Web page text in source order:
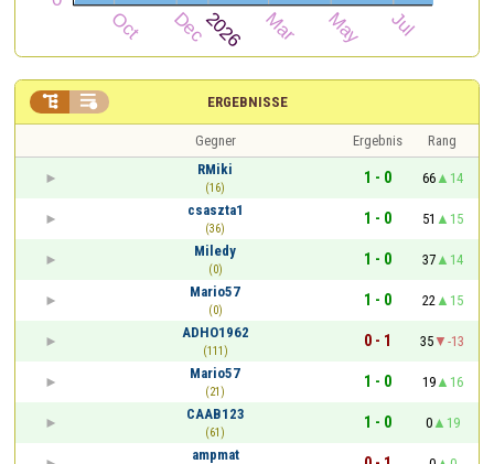
ERGEBNISSE
 
Gegner Ergebnis
Rang
RMiki
(16)
1 - 0 66
14
csaszta1
(36)
1 - 0 51
15
Miledy
(0)
1 - 0 37
14
Mario57
(0)
1 - 0 22
15
ADHO1962
(111)
0 - 1 35
-13
Mario57
(21)
1 - 0 19
16
CAAB123
(61)
1 - 0 0
19
ampmat